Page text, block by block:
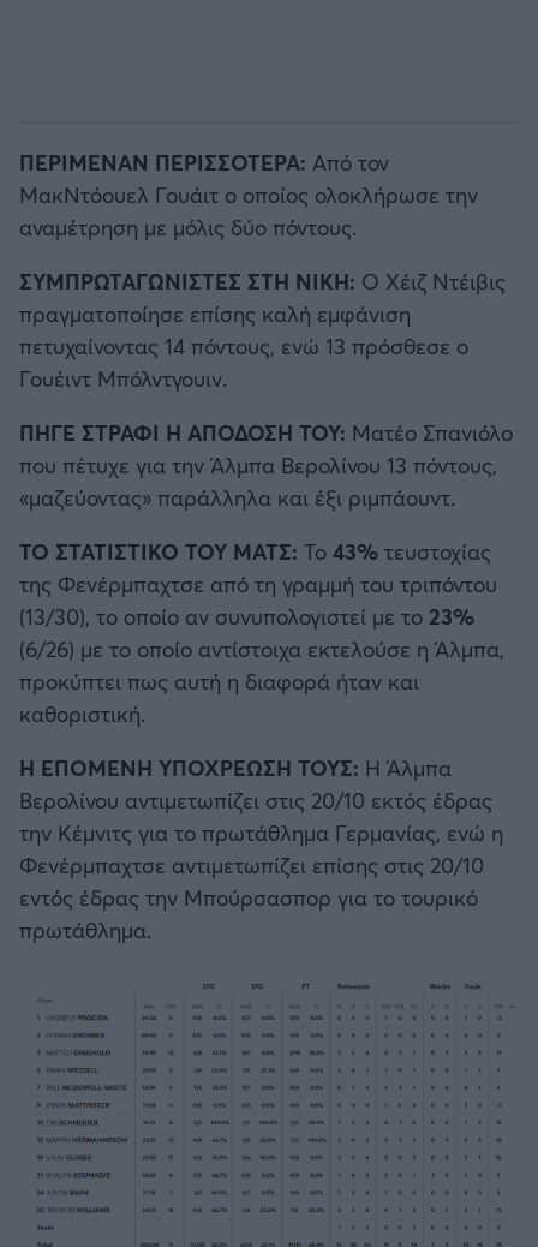
ΠΕΡΙΜΕΝΑΝ ΠΕΡΙΣΣΟΤΕΡΑ: Από τον
ΜακΝτόουελ Γουάιτ ο οποίος ολοκλήρωσε την
αναμέτρηση με μόλις δύο πόντους.
ΣΥΜΠΡΩΤΑΓΩΝΙΣΤΕΣ ΣΤΗ ΝΙΚΗ: Ο Χέιζ Ντέιβις
πραγματοποίησε επίσης καλή εμφάνιση
πετυχαίνοντας 14 πόντους, ενώ 13 πρόσθεσε ο
Γουέιντ Μπόλντγουιν.
ΠΗΓΕ ΣΤΡΑΦΙ Η ΑΠΟΔΟΣΗ ΤΟΥ: Ματέο Σπανιόλο
που πέτυχε για την Άλμπα Βερολίνου 13 πόντους,
«μαζεύοντας» παράλληλα και έξι ριμπάουντ.
ΤΟ ΣΤΑΤΙΣΤΙΚΟ ΤΟΥ ΜΑΤΣ: Το 43% τευστοχίας
της Φενέρμπαχτσε από τη γραμμή του τριπόντου
(13/30), το οποίο αν συνυπολογιστεί με το 23%
(6/26) με το οποίο αντίστοιχα εκτελούσε η Άλμπα,
προκύπτει πως αυτή η διαφορά ήταν και
καθοριστική.
Η ΕΠΟΜΕΝΗ ΥΠΟΧΡΕΩΣΗ ΤΟΥΣ: Η Άλμπα
Βερολίνου αντιμετωπίζει στις 20/10 εκτός έδρας
την Κέμνιτς για το πρωτάθλημα Γερμανίας, ενώ η
Φενέρμπαχτσε αντιμετωπίζει επίσης στις 20/10
εντός έδρας την Μπούρσασπορ για το τουρικό
πρωτάθλημα.